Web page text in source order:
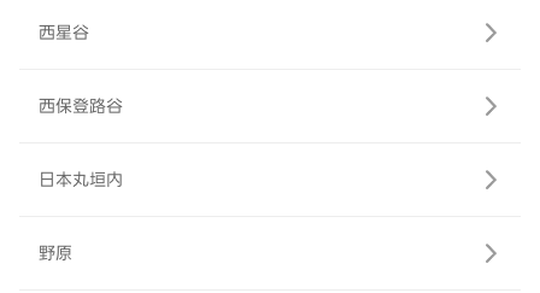
西星谷
西保登路谷
日本丸垣内
野原